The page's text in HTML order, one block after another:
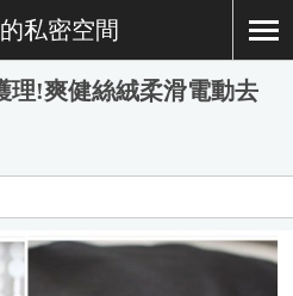
私密空間
理!爽健絲絨柔滑電動去